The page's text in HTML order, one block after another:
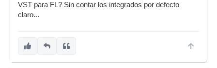
VST para FL? Sin contar los integrados por defecto
claro...